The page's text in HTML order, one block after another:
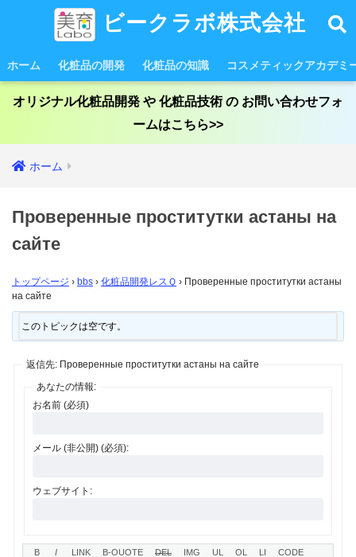
ビークラボ株式会社
ホーム 化粧品の開発 化粧品の知識 コスメティックアカデミ
オリジナル化粧品開発 や 化粧品技術 の お問い合わせフォ
ームはこちら>>
ホーム
Проверенные проститутки астаны на
сайте
トップページ › bbs › 化粧品開発レスＱ › Проверенные проститутки астаны
на сайте
このトピックは空です。
返信先: Проверенные проститутки астаны на сайте
あなたの情報:
お名前 (必須)
メール (非公開) (必須):
ウェブサイト: